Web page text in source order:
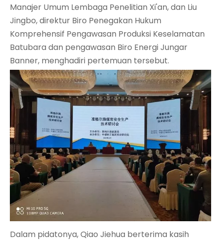
Manajer Umum Lembaga Penelitian Xi'an, dan Liu
Jingbo, direktur Biro Penegakan Hukum
Komprehensif Pengawasan Produksi Keselamatan
Batubara dan pengawasan Biro Energi Jungar
Banner, menghadiri pertemuan tersebut.
Dalam pidatonya, Qiao Jiehua berterima kasih